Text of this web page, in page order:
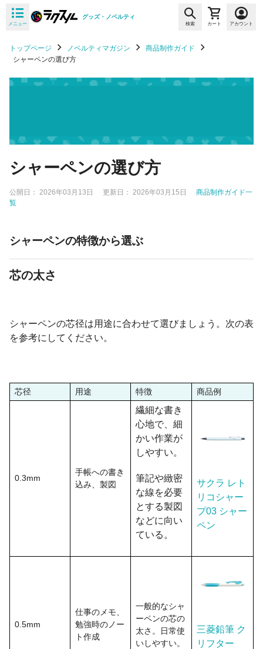
メニュー
グッズ・ノベルティ
検索 カート アカウント
トップページ ノベルティマガジン
商品制作ガイド
シャーペンの選び方
シャーペンの選び方
公開日： 2026年03月13日 更新日： 2026年03月15日
商品制作ガイド一
覧
シャーペンの特徴から選ぶ
芯の太さ
シャーペンの芯径は用途に合わせて選びましょう。次の表
を参考にしてください。
芯径 用途 特徴 商品例
0.3mm
手帳への書き
込み、製図
繊細な書き
心地で、細
かい作業が
しやすい。
筆記や緻密
な線を必要
とする製図
などに向い
ている。
サクラ レト
リコシャー
プ03 シャー
ペン
0.5mm
仕事のメモ、
勉強時のノー
ト作成
一般的なシャ
ーペンの芯の
太さ。日常使
いしやすい。
三菱鉛筆 ク
リフター